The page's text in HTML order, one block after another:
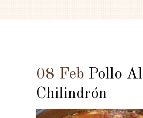
08 Feb Pollo Al
Chilindrón